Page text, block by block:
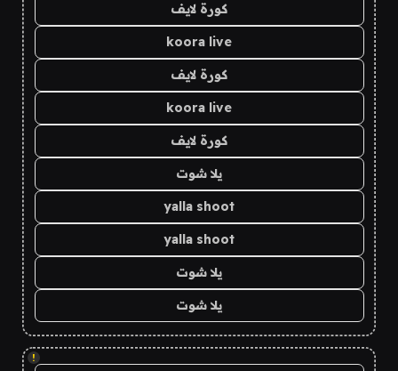
كورة لايف
koora live
كورة لايف
koora live
كورة لايف
يلا شوت
yalla shoot
yalla shoot
يلا شوت
يلا شوت
!